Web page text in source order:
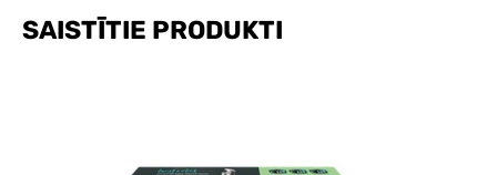
SAISTĪTIE PRODUKTI